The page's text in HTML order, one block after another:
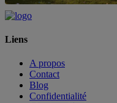
Liens
A propos
Contact
Blog
Confidentialité